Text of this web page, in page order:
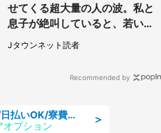
せてくる超大量の人の波。私と
息子が絶叫していると、若いカ
ップルの乗客が...（東京都・60
代女性）
Jタウンネット読者
Recommended by
＞
組立・組付け/高収入/日払いOK/寮費無料/交替制/20・30・40代活躍中
オプション